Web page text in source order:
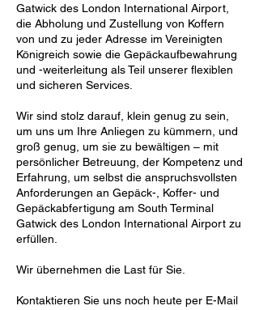
Gatwick des London International Airport,
die Abholung und Zustellung von Koffern
von und zu jeder Adresse im Vereinigten
Königreich sowie die Gepäckaufbewahrung
und -weiterleitung als Teil unserer flexiblen
und sicheren Services.
Wir sind stolz darauf, klein genug zu sein,
um uns um Ihre Anliegen zu kümmern, und
groß genug, um sie zu bewältigen – mit
persönlicher Betreuung, der Kompetenz und
Erfahrung, um selbst die anspruchsvollsten
Anforderungen an Gepäck-, Koffer- und
Gepäckabfertigung am South Terminal
Gatwick des London International Airport zu
erfüllen.
Wir übernehmen die Last für Sie.
Kontaktieren Sie uns noch heute per E-Mail